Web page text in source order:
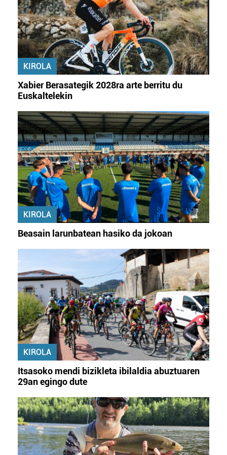
zerbitzuak hobetzeko asmoz, cookie teknologiaz
baliatzen gara. Ohar hau onartuz gero, teknologia hori
erabiltzeko baimen esplizitua ematen diguzu.Gehiago
irakurri
KIROLA
Xabier Berasategik 2028ra arte berritu du
Euskaltelekin
KIROLA
Beasain larunbatean hasiko da jokoan
KIROLA
Itsasoko mendi bizikleta ibilaldia abuztuaren
29an egingo dute